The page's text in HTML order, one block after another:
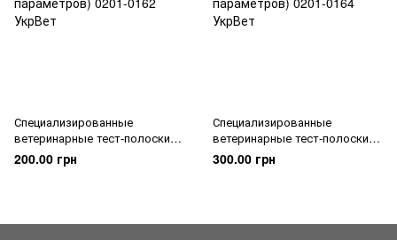
Специализированные
ветеринарные тест-полоски
для анализа мочи (11
параметров)
200.00 грн
Специализированные
ветеринарные тест-полоски
для анализа мочи (14
параметров)
300.00 грн